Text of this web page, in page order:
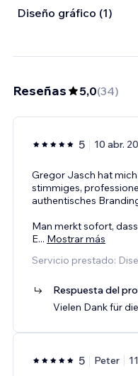
Diseño gráfico (1)
Reseñas 5,0(34)
5 10 abr.
Gregor Jasch hat
stimmiges,
authentisches
Man merkt sofort,
E... Mostrar más
Servicio prestado:
Respuesta del
Vielen Dank für
5 Peter